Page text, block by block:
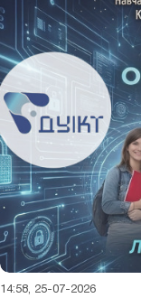
14:58, 25-07-2026